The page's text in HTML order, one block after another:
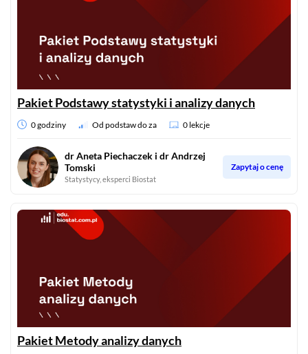
Pakiet Podstawy statystyki i analizy danych
0 godziny Od podstaw do za 0 lekcje
dr Aneta Piechaczek i dr Andrzej
Tomski
Statystycy, eksperci Biostat
Zapytaj o cenę
Pakiet Metody analizy danych